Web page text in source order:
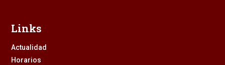
Links
Actualidad
Horarios